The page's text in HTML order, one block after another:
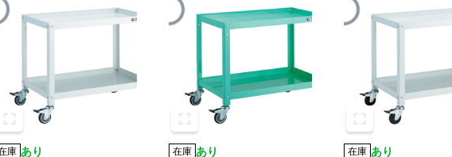
庫 あり 在庫 あり 在庫 あり